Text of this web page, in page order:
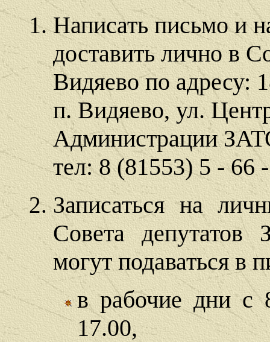
Написать письмо и
доставить лично в
Видяево по адресу:
п. Видяево, ул.
Администрации
тел: 8 (81553) 5 - 66
Записаться на
Совета
могут подаваться в
в рабочие дни с
17.00,